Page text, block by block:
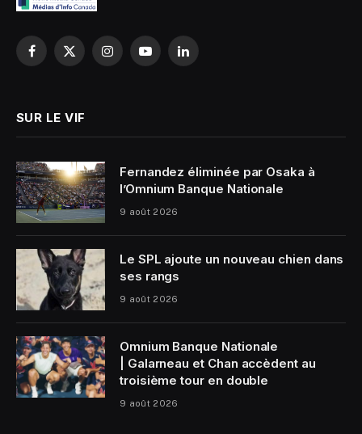
Facebook
X
InstagramYouTubeLinkedIn
SUR LE VIF
Fernandez éliminée par Osaka à
l’Omnium Banque Nationale
9 août 2026
Le SPL ajoute un nouveau chien dans
ses rangs
9 août 2026
Omnium Banque Nationale
| Galarneau et Chan accèdent au
troisième tour en double
9 août 2026